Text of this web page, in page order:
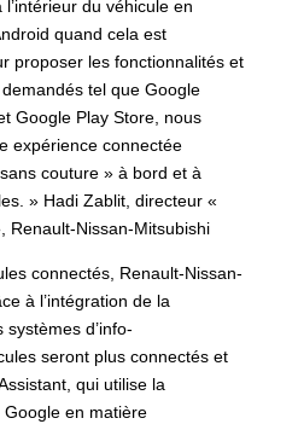
du véhicule en
quand cela est
proposer les fonctionnalités et
tel que Google
Google Play Store, nous
expérience connectée
couture » à bord et à
» Hadi Zablit, directeur «
Renault-Nissan-Mitsubishi
connectés, Renault-Nissan-
à l’intégration de la
d’info-
seront plus connectés et
qui utilise la
en matière